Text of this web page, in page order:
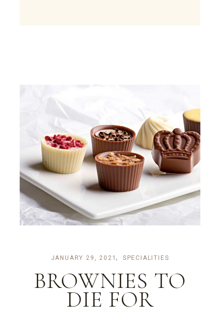
JANUARY 29, 2021 SPECIALITIES
BROWNIES TO
DIE FOR